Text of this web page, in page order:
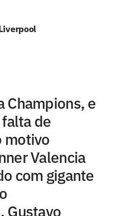
Champions, e
de
motivo
Valencia
com gigante
Gustavo